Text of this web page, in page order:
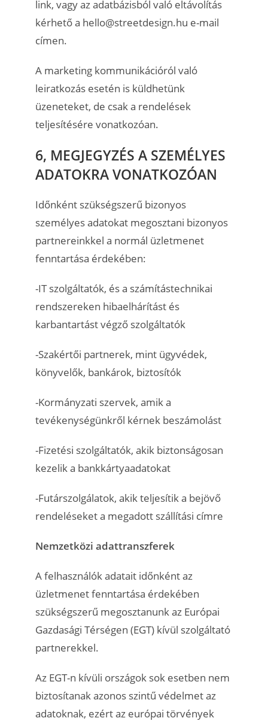
link, vagy az adatbázisból való eltávolítás
kérhető a hello@streetdesign.hu e-mail
címen.
A marketing kommunikációról való
leiratkozás esetén is küldhetünk
üzeneteket, de csak a rendelések
teljesítésére vonatkozóan.
6, MEGJEGYZÉS A SZEMÉLYES
ADATOKRA VONATKOZÓAN
Időnként szükségszerű bizonyos
személyes adatokat megosztani bizonyos
partnereinkkel a normál üzletmenet
fenntartása érdekében:
-IT szolgáltatók, és a számítástechnikai
rendszereken hibaelhárítást és
karbantartást végző szolgáltatók
-Szakértői partnerek, mint ügyvédek,
könyvelők, bankárok, biztosítók
-Kormányzati szervek, amik a
tevékenységünkről kérnek beszámolást
-Fizetési szolgáltatók, akik biztonságosan
kezelik a bankkártyaadatokat
-Futárszolgálatok, akik teljesítik a bejövő
rendeléseket a megadott szállítási címre
Nemzetközi adattranszferek
A felhasználók adatait időnként az
üzletmenet fenntartása érdekében
szükségszerű megosztanunk az Európai
Gazdasági Térségen (EGT) kívül szolgáltató
partnerekkel.
Az EGT-n kívüli országok sok esetben nem
biztosítanak azonos szintű védelmet az
adatoknak, ezért az európai törvények